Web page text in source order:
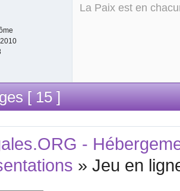
La Paix est en
[ 15 ]
-
»Jeu en